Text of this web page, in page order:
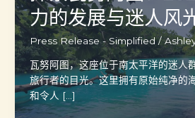
力的发展与迷人风
Press Release - Simplified/
瓦努阿图，这座位于南太平洋的迷人
旅行者的目光。这里拥有原始纯净的
和令人 […]